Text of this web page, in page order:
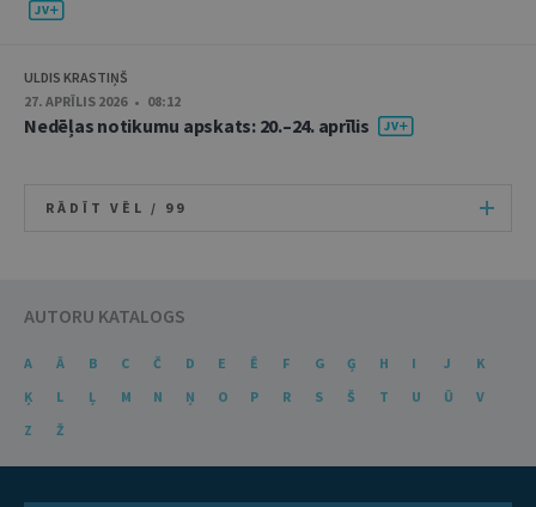
ULDIS KRASTIŅŠ
27. APRĪLIS 2026 • 08:12
Nedēļas notikumu apskats: 20.–24. aprīlis
RĀDĪT VĒL / 99
AUTORU KATALOGS
A Ā B C Č D E Ē F G Ģ H I J
K
Ķ
L Ļ M N Ņ O P R S Š T U Ū
V
Z
Ž